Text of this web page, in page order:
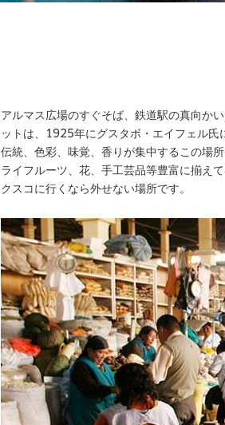
アルマス広場のすぐそば、鉄道駅の真向か
ットは、1925年にグスタボ・エイフェル
伝統、色彩、味覚、香りが集中するこの場
ライフルーツ、花、手工芸品等豊富に揃えて
クスコに行くなら外せない場所です。